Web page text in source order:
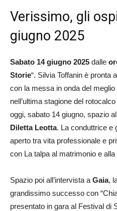
Verissimo, gli
giugno 2025
Sabato 14 giugno 2025 dalle
Storie“. Silvia Toffanin è pronta
con la messa in onda del
nell’ultima stagione del
oggi, sabato 14 giugno, spazio
Diletta Leotta. La conduttrice e
aperto tra vita professionale e
con La talpa al matrimonio e
Spazio poi all’intervista a Gaia,
grandissimo successo con
presentato in gara al Festival di